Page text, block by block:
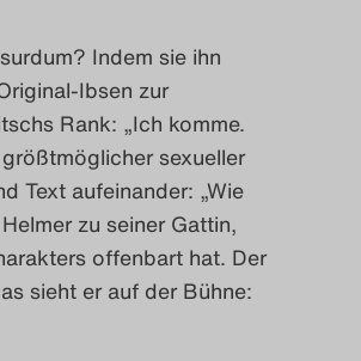
Indem sie ihn
Ibsen zur
Rank: „Ich komme.
sexueller
Text aufeinander: „Wie
zu seiner Gattin,
offenbart hat. Der
sieht er auf der Bühne: